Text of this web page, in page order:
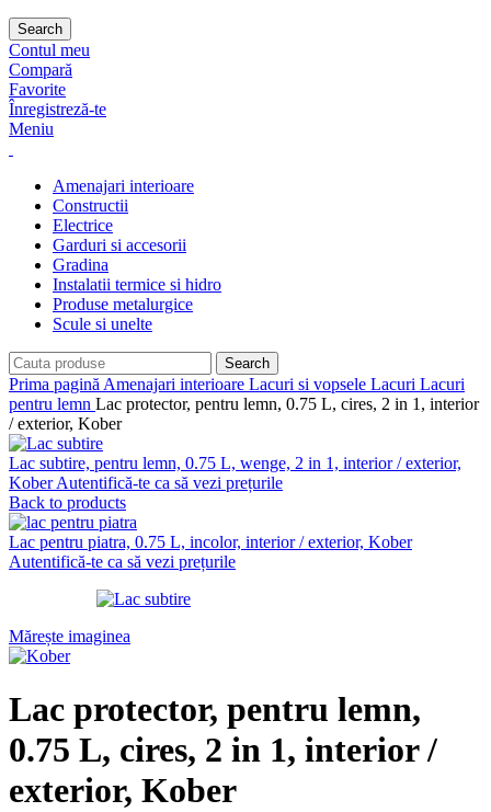
Search
Contul meu
Compară
Favorite
Înregistreză-te
Meniu
Amenajari interioare
Constructii
Electrice
Garduri si accesorii
Gradina
Instalatii termice si hidro
Produse metalurgice
Scule si unelte
Search
Prima pagină Amenajari interioare Lacuri si vopsele Lacuri Lacuri
pentru lemn Lac protector, pentru lemn, 0.75 L, cires, 2 in 1, interior
/ exterior, Kober
Lac subtire, pentru lemn, 0.75 L, wenge, 2 in 1, interior / exterior,
KoberAutentifică-te ca să vezi prețurile
Back to products
Lac pentru piatra, 0.75 L, incolor, interior / exterior, Kober
Autentifică-te ca să vezi prețurile
Mărește imaginea
Lac protector, pentru lemn,
0.75 L, cires, 2 in 1, interior /
exterior, Kober